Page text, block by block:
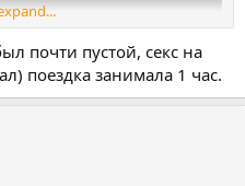
почти пустой, секс на
поездка занимала 1 час.